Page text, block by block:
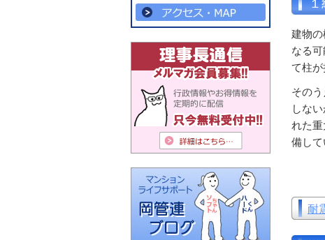
１
建物
なる
て柱が
その
しな
れた
備して
耐